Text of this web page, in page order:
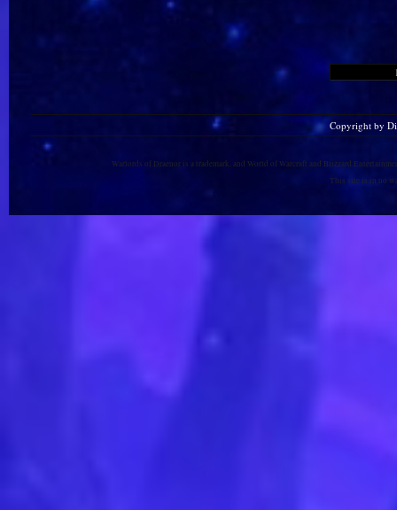
Copyright by
Warlords of Draenor is a trademark, and World of Warcraft and Blizzard
This site is in no